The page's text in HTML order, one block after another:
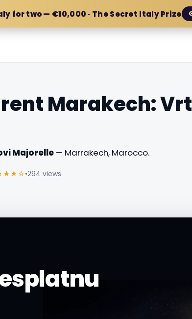
for two — €10,000 · The Secret Italy Prize
Marakech:
Majorelle— Marrakech, Marocco.
•294 views